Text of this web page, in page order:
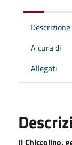
Descrizione
A cura di
Allegati
Il Chiccolino,